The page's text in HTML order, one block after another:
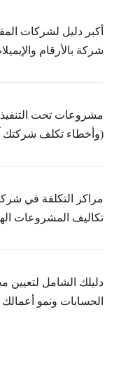
شركة بالأرقام
مشروعات تحت التنفيذ
(وأخطاء تكلف شركتك
مراكز التكلفة في
تكاليف المشروعات
الحسابات ونمو أعمالك